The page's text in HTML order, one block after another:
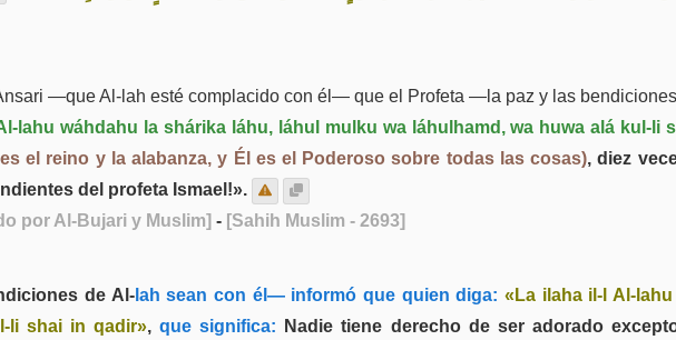
—que Al-lah esté complacido con él— que el Profeta —la paz y las
lahu wáhdahu la shárika láhu, láhul mulku wa láhulhamd, wa huwa alá kul-li
el reino y la alabanza, y Él es el Poderoso sobre todas las cosas), diez
del profeta Ismael!».
por Al-Bujari y Muslim] - [Sahih Muslim - 2693]
de Al-lah sean con él— informó que quien diga: «La ilaha il-l Al-
li shai in qadir», que significa: Nadie tiene derecho de ser adorado